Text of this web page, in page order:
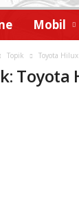
Mobil
Topik Toyota
Toyota